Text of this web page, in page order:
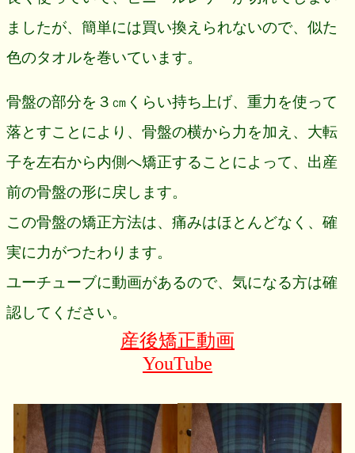
ましたが、簡単には買い換えられないので、似た
色のタオルを巻いています。
骨盤の部分を３㎝くらい持ち上げ、重力を使って
落とすことにより、骨盤の横から力を加え、大転
子を左右から内側へ矯正することによって、出産
前の骨盤の形に戻します。
この骨盤の矯正方法は、痛みはほとんどなく、確
実に力がつたわります。
ユーチューブに動画があるので、気になる方は確
認してください。
産後矯正動画
YouTube